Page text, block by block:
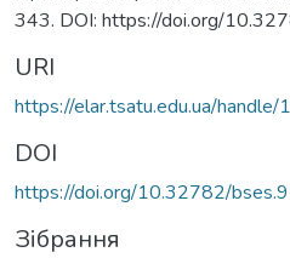
343. DOI: https://doi.org/
URI
https://elar.tsatu.edu.ua/
DOI
https://doi.org/10.32782/
Зібрання